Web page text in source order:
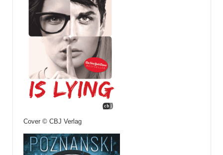
Cover © CBJ Verlag